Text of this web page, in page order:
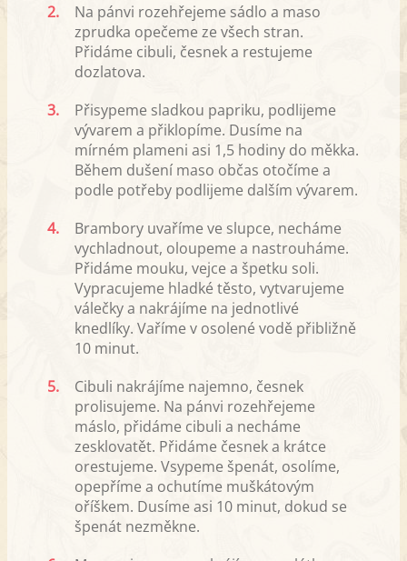
2.
Na pánvi rozehřejeme sádlo a maso
zprudka opečeme ze všech stran.
Přidáme cibuli, česnek a restujeme
dozlatova.
3.
Přisypeme sladkou papriku, podlijeme
vývarem a přiklopíme. Dusíme na
mírném plameni asi 1,5 hodiny do měkka.
Během dušení maso občas otočíme a
podle potřeby podlijeme dalším vývarem.
4.
Brambory uvaříme ve slupce, necháme
vychladnout, oloupeme a nastrouháme.
Přidáme mouku, vejce a špetku soli.
Vypracujeme hladké těsto, vytvarujeme
válečky a nakrájíme na jednotlivé
knedlíky. Vaříme v osolené vodě přibližně
10 minut.
5.
Cibuli nakrájíme najemno, česnek
prolisujeme. Na pánvi rozehřejeme
máslo, přidáme cibuli a necháme
zesklovatět. Přidáme česnek a krátce
orestujeme. Vsypeme špenát, osolíme,
opepříme a ochutíme muškátovým
oříškem. Dusíme asi 10 minut, dokud se
špenát nezměkne.